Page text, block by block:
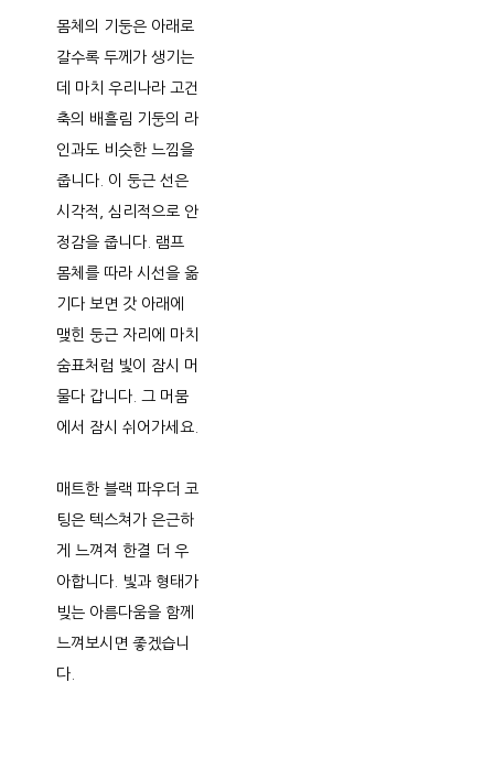
몸체의 기둥은 아래로
갈수록 두께가 생기는
데 마치 우리나라 고건
축의 배흘림 기둥의 라
인과도 비슷한 느낌을
줍니다. 이 둥근 선은
시각적, 심리적으로 안
정감을 줍니다. 램프
몸체를 따라 시선을 옮
기다 보면 갓 아래에
맺힌 둥근 자리에 마치
숨표처럼 빛이 잠시 머
물다 갑니다. 그 머뭄
에서 잠시 쉬어가세요.
매트한 블랙 파우더 코
팅은 텍스쳐가 은근하
게 느껴져 한결 더 우
아합니다. 빛과 형태가
빚는 아름다움을 함께
느껴보시면 좋겠습니
다.